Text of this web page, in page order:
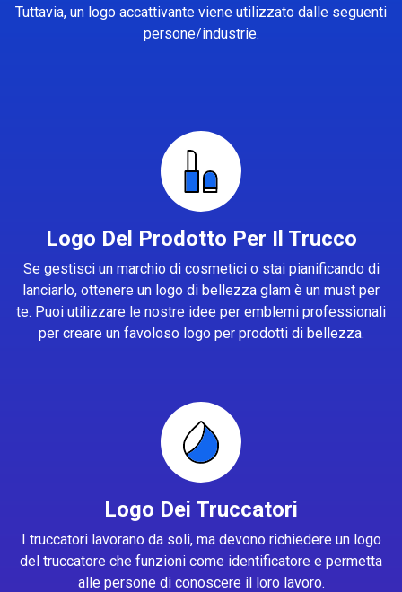
Tuttavia, un logo accattivante viene utilizzato dalle seguenti
persone/industrie.
Logo Del Prodotto Per Il Trucco
Se gestisci un marchio di cosmetici o stai pianificando di
lanciarlo, ottenere un logo di bellezza glam è un must per
te. Puoi utilizzare le nostre idee per emblemi professionali
per creare un favoloso logo per prodotti di bellezza.
Logo Dei Truccatori
I truccatori lavorano da soli, ma devono richiedere un logo
del truccatore che funzioni come identificatore e permetta
alle persone di conoscere il loro lavoro.